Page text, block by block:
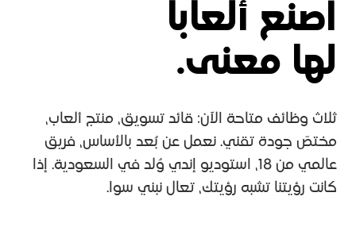
اصنع ألعاباً
لها معنى.
ثلاث وظائف متاحة الآن: قائد تسويق، منتج ألعاب،
مختصّ جودة تقني. نعمل عن بُعد بالأساس، فريق
عالمي من 18، استوديو إندي وُلد في السعودية. إذا
كانت رؤيتنا تشبه رؤيتك، تعال نبني سوا.